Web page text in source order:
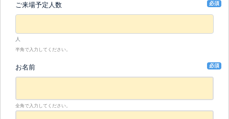
ご来場予定人数 必須
人
半角で入力してください。
お名前 必須
全角で入力してください。